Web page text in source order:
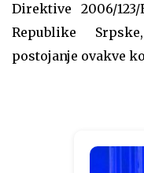
Direktive 2006/
Republike
postojanje ovakve